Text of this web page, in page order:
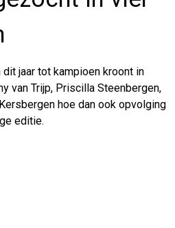
jaar tot kampioen kroont in
van Trijp, Priscilla Steenbergen,
hoe dan ook opvolging
editie.